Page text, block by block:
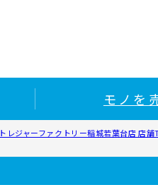
モノを
トレジャーファクトリー稲城若葉台店 店舗